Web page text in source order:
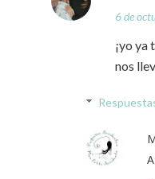
6 de
¡yo ya
nos